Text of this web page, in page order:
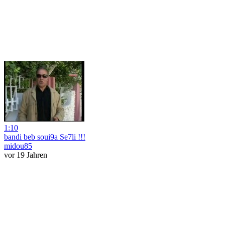
1:10
bandi beb soui9a Se7li !!!
midou85
vor 19 Jahren